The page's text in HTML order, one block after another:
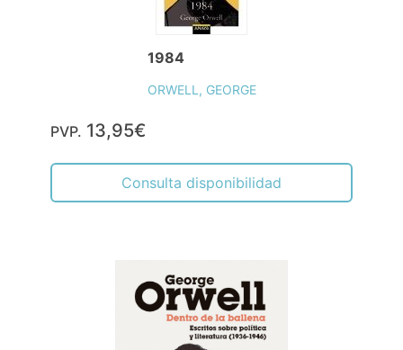
1984
ORWELL, GEORGE
PVP. 13,95€
Consulta disponibilidad